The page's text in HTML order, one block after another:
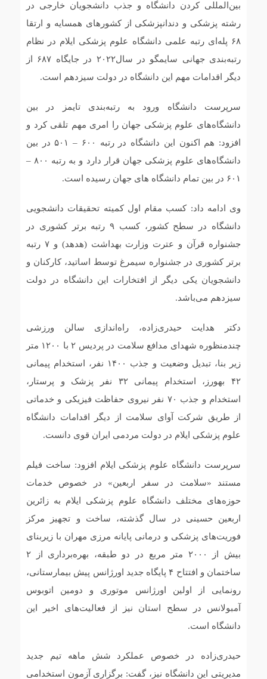
بین‌المللی کردن دانشگاه و جذب دانشجویان خارجی در
رشته پزشکی و دندانپزشکی از کشورهای همسایه و ارتقا
۶۸ پله‌ای رتبه علمی دانشگاه علوم پزشکی ایلام در نظام
رتبه‌بندی جهانی سایمگو در سال۲۰۲۲ در جایگاه ۶۸۷ از
دیگر اقدامات مهم این دانشگاه در دولت سیزدهم است.
سرپرست دانشگاه ورود به رتبه‌بندی تایمز در بین
دانشگاه‌های علوم پزشکی جهان را امری مهم تلقی کرد و
افزود: هم اکنون این دانشگاه در رتبه ۶۰۰ – ۵۰۱ در بین
دانشگاه‌های علوم پزشکی جهان قرار دارد و به رتبه ۸۰۰ –
۶۰۱ در بین تمام دانشگاه های جهان رسیده است.
وی ادامه داد: کسب مقام اول کمیته تحقیقات دانشجویی
دانشگاه در سطح کشور، کسب ۹ رتبه برتر کشوری در
جشنواره قرآن و عترت وزارت بهداشت (هدهد) و ۷ رتبه
برتر کشوری در جشنواره سیمرغ توسط اساتید، کارکنان و
دانشجویان یکی دیگر از افتخارات این دانشگاه در دولت
سیزدهم می‌باشد.
دکتر هدایت حیدری‌زاده، راه‌اندازی سالن ورزشی
چندمنظوره شهدای مدافع سلامت در پردیس ۲ با ۱۲۰۰ متر
زیر بنا، تبدیل وضعیت و جذب ۱۴۰۰ نفر، استخدام پیمانی
۴۲ بهورز، استخدام پیمانی ۳۲ نفر پزشک و پرستار،
استخدام و جذب ۷۰ نفر نیروی حفاظت فیزیکی و خدماتی
از طریق شرکت آوای سلامت از دیگر اقدامات دانشگاه
علوم پزشکی ایلام در دولت مردمی ایران قوی دانست.
سرپرست دانشگاه علوم پزشکی ایلام افزود: ساخت فیلم
مستند «سلامت در سفر اربعین» در خصوص خدمات
حوزه‌های مختلف دانشگاه علوم پزشکی ایلام به زائرین
اربعین حسینی در سال گذشته، ساخت و تجهیز مرکز
فوریت‌های پزشکی و درمانی پایانه مرزی مهران با زیربنای
بیش از ۲۰۰۰ متر مربع در دو طبقه، بهره‌برداری از ۲
ساختمان و افتتاح ۴ پایگاه جدید اورژانس پیش بیمارستانی،
رونمایی از اولین اورژانس موتوری و دومین اتوبوس
آمبولانس در سطح استان نیز از فعالیت‌های اخیر این
دانشگاه است.
حیدری‌زاده در خصوص عملکرد شش ماهه تیم جدید
مدیریتی این دانشگاه نیز، گفت: برگزاری آزمون استخدامی